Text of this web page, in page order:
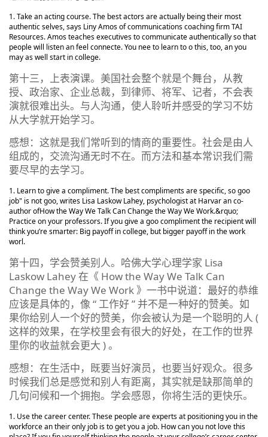
Take an acting course. The best actors are actually being their most
authentic selves, says Liny Amos of communications coaching firm TAI
Resources. Amos teaches executives to communicate authentically so that
people will listen an feel connecte. You nee to learn to o this, too, an you
may as well start in college.
第十三，上表演课。美国社会整个就是个舞台，从教
授、政治家、企业总裁，到律师、将军、记者，不会表
演就很难出头。与人沟通，使人聆听并感受的学习不妨
从大学就开始学习。
感想：这就是我们常听到的情商的重要性。社会是由人
组成的，交流沟通无时不在。而方法和基本常识我们需
要尽早的去学习。
Learn to give a compliment. The best compliments are specific, sogoo
job" is not goo, writes Lisa Laskow Lahey, psychologist at Harvar an co-
author ofHow the Way We Talk Can Change the Way We Work.&rquo;
Practice on your professors. If you give a goo compliment the recipient will
think you’re smarter: Big payoff in college, but bigger payoff in the work
worl.
第十四，学会赞美别人。哈佛大学心理学家 Lisa
Laskow Lahey 在《 How the Way We Talk Can
Change the Way We Work 》一书中说道：最好的恭维
应该是具体的，像 “ 工作好 ” 并不是一种好的赞美。如
果你给别人一个好的赞美，你会被认为是一个聪明的人 (
这样的效果，在学校里会有很大的好处，在工作的世界
里你的收益就会更大 ) 。
感想：在生活中，既要当好演员，也要当好观众。很多
时候我们总是感觉和别人有距离，其实就是缺那简单的
几句问候和一个拥抱。学会感恩，你将生活的更快乐。
Use the career center. These people are experts at positioning you in the
workforce an their only job is to get you a job. How can you not love this